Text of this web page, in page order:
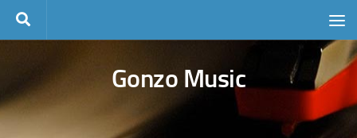
Skip to content
Gonzo Music